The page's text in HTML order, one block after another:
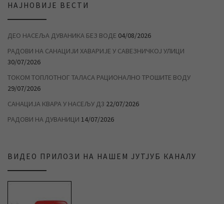
НАЈНОВИЈЕ ВЕСТИ
ДЕО НАСЕЉА ДУВАНИКА БЕЗ ВОДЕ 04/08/2026
РАДОВИ НА САНАЦИЈИ ХАВАРИЈЕ У САВЕЗНИЧКОЈ УЛИЦИ
30/07/2026
ТОКОМ ТОПЛОТНОГ ТАЛАСА РАЦИОНАЛНО ТРОШИТЕ ВОДУ
29/07/2026
САНАЦИЈА КВАРА У НАСЕЉУ Д3 22/07/2026
РАДОВИ НА ДУВАНИЦИ 14/07/2026
ВИДЕО ПРИЛОЗИ НА НАШЕМ ЈУТЈУБ КАНАЛУ